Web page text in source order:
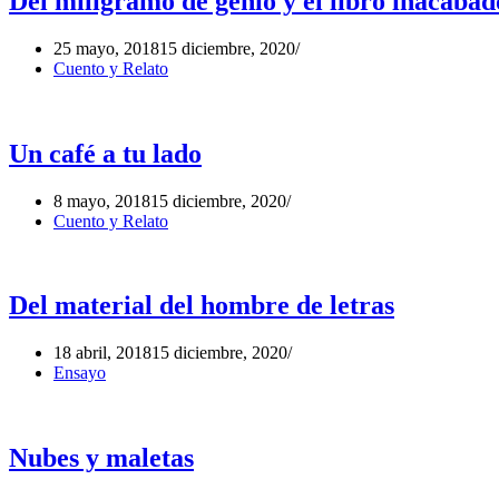
25 mayo, 201815 diciembre, 2020
Cuento y Relato
Un café a tu lado
8 mayo, 201815 diciembre, 2020
Cuento y Relato
Del material del hombre de letras
18 abril, 201815 diciembre, 2020
Ensayo
Nubes y maletas